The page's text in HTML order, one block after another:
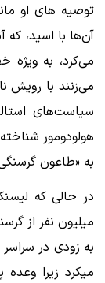
توصیه های او
آن‌ها با اسید،
می‌کرد، به‌ ویژه
می‌زنند با رویش
سیاست‌های
هولودومور
به «طاعون
در حالی که
میلیون نفر از
به زودی در
میکرد زیرا